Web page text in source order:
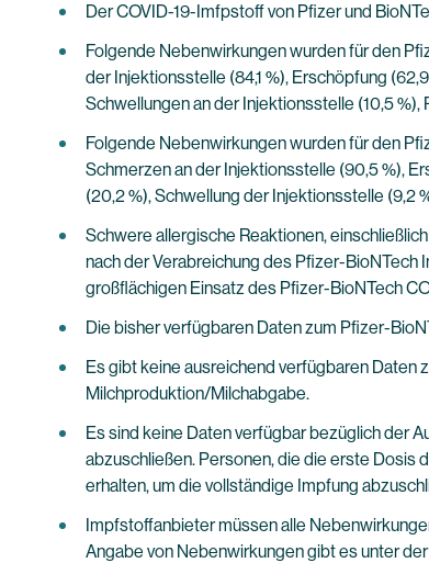
Der COVID-19-Imfpstoff von Pfizer und
Folgende Nebenwirkungen wurden für den
der Injektionsstelle (84,1 %), Erschöpfung
Schwellungen an der Injektionsstelle (10,5 %),
Folgende Nebenwirkungen wurden für den
Schmerzen an der Injektionsstelle (90,5 %),
(20,2 %), Schwellung der Injektionsstelle (9,2
Schwere allergische Reaktionen,
nach der Verabreichung des Pfizer-
großflächigen Einsatz des Pfizer-BioNTech
Die bisher verfügbaren Daten zum Pfizer-
Es gibt keine ausreichend verfügbaren Daten
Milchproduktion/Milchabgabe.
Es sind keine Daten verfügbar bezüglich der
abzuschließen. Personen, die die erste Dosis
erhalten, um die vollständige Impfung
Impfstoffanbieter müssen alle
Angabe von Nebenwirkungen gibt es unter